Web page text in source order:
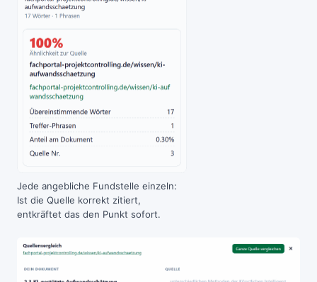
Jede angebliche Fundstelle einzeln:
Ist die Quelle korrekt zitiert,
entkräftet das den Punkt sofort.